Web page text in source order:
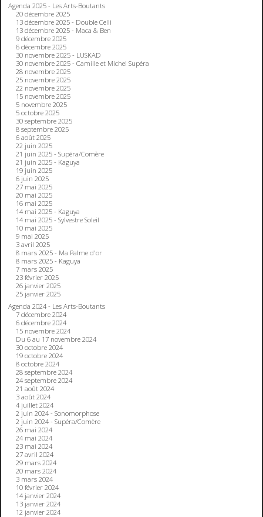
Agenda 2025 - Les Arts-Boutants
20 décembre 2025
13 décembre 2025 - Double Celli
13 décembre 2025 - Maca & Ben
9 décembre 2025
6 décembre 2025
30 novembre 2025 - LUSKAD
30 novembre 2025 - Camille et Michel Supéra
28 novembre 2025
25 novembre 2025
22 novembre 2025
15 novembre 2025
5 novembre 2025
5 octobre 2025
30 septembre 2025
8 septembre 2025
6 août 2025
22 juin 2025
21 juin 2025 - Supéra/Comère
21 juin 2025 - Kaguya
19 juin 2025
6 juin 2025
27 mai 2025
20 mai 2025
16 mai 2025
14 mai 2025 - Kaguya
14 mai 2025 - Sylvestre Soleil
10 mai 2025
9 mai 2025
3 avril 2025
8 mars 2025 - Ma Palme d'or
8 mars 2025 - Kaguya
7 mars 2025
23 février 2025
26 janvier 2025
25 janvier 2025
Agenda 2024 - Les Arts-Boutants
7 décembre 2024
6 décembre 2024
15 novembre 2024
Du 6 au 17 novembre 2024
30 octobre 2024
19 octobre 2024
8 octobre 2024
28 septembre 2024
24 septembre 2024
21 août 2024
3 août 2024
4 juillet 2024
2 juin 2024 - Sonomorphose
2 juin 2024 - Supéra/Comère
26 mai 2024
24 mai 2024
23 mai 2024
27 avril 2024
29 mars 2024
20 mars 2024
3 mars 2024
10 février 2024
14 janvier 2024
13 janvier 2024
12 janvier 2024